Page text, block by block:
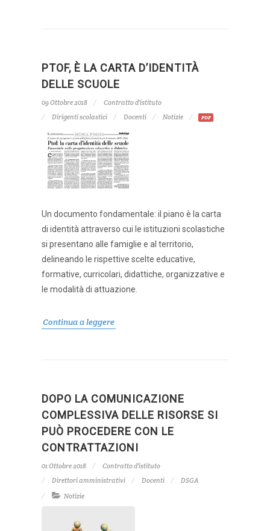
PTOF, È LA CARTA D’IDENTITÀ
DELLE SCUOLE
09 Ottobre 2018
Contratto d'istituto
Dirigenti scolastici
Docenti Notizie PDF
Un documento fondamentale: il piano è la carta
di identità attraverso cui le istituzioni scolastiche
si presentano alle famiglie e al territorio,
delineando le rispettive scelte educative,
formative, curricolari, didattiche, organizzative e
le modalità di attuazione.
Continua a leggere
DOPO LA COMUNICAZIONE
COMPLESSIVA DELLE RISORSE SI
PUÒ PROCEDERE CON LE
CONTRATTAZIONI
01 Ottobre 2018
Contratto d'istituto
Direttori amministrativi
Docenti
DSGA
Notizie